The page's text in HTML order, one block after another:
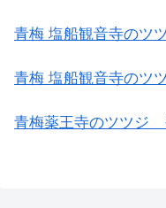
青梅 塩船観音寺のツ
青梅 塩船観音寺のツ
青梅薬王寺のツツジ